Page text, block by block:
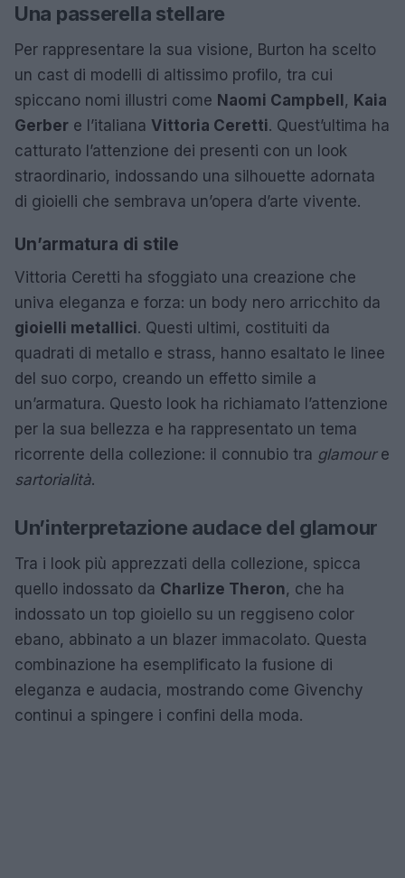
Una passerella stellare
Per rappresentare la sua visione, Burton ha scelto
un cast di modelli di altissimo profilo, tra cui
spiccano nomi illustri come Naomi Campbell, Kaia
Gerber e l’italiana Vittoria Ceretti. Quest’ultima ha
catturato l’attenzione dei presenti con un look
straordinario, indossando una silhouette adornata
di gioielli che sembrava un’opera d’arte vivente.
Un’armatura di stile
Vittoria Ceretti ha sfoggiato una creazione che
univa eleganza e forza: un body nero arricchito da
gioielli metallici. Questi ultimi, costituiti da
quadrati di metallo e strass, hanno esaltato le linee
del suo corpo, creando un effetto simile a
un’armatura. Questo look ha richiamato l’attenzione
per la sua bellezza e ha rappresentato un tema
ricorrente della collezione: il connubio tra glamoure
sartorialità.
Un’interpretazione audace del glamour
Tra i look più apprezzati della collezione, spicca
quello indossato da Charlize Theron, che ha
indossato un top gioiello su un reggiseno color
ebano, abbinato a un blazer immacolato. Questa
combinazione ha esemplificato la fusione di
eleganza e audacia, mostrando come Givenchy
continui a spingere i confini della moda.